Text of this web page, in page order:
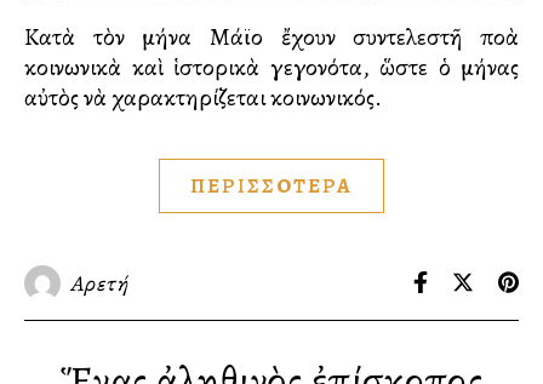
Κατὰ τὸν μήνα Μάϊο ἔχουν συντελεστῆ πολλὰ
κοινωνικὰ καὶ ἱστορικὰ γεγονότα, ὥστε ὁ μήνας
αὐτὸς νὰ χαρακτηρίζεται κοινωνικός.
ΠΕΡΙΣΣΟΤΕΡΑ
Αρετή